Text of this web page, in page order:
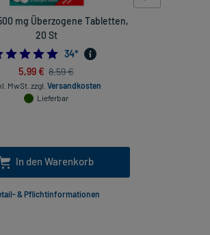
mg Überzogene Tabletten,
20 St
5.0
34*
5,99 € 8,59 €
MwSt. zzgl. Versandkosten
Lieferbar
In den Warenkorb
& Pflichtinformationen